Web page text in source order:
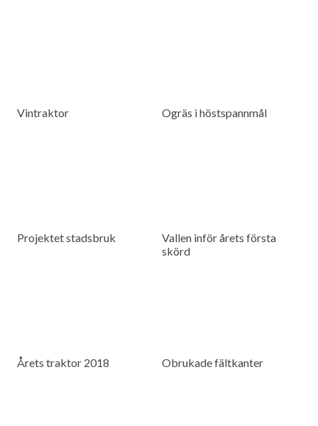
Vintraktor Ogräs i höstspannmål
Projektet stadsbruk
Vallen inför årets första
skörd
Årets traktor 2018 Obrukade fältkanter